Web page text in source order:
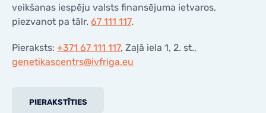
veikšanas iespēju valsts finansējuma ietvaros,
piezvanot pa tālr. 67 111 117.
Pieraksts: +371 67 111 117, Zaļā iela 1, 2. st.,
genetikascentrs@ivfriga.eu
PIERAKSTĪTIES